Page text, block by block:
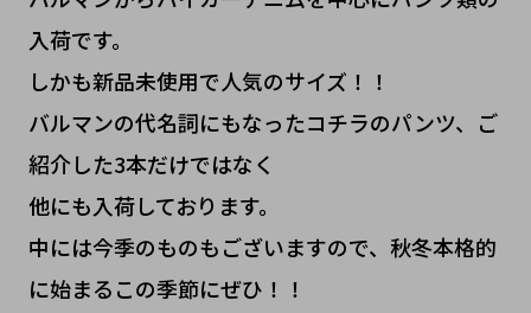
入荷です。
しかも新品未使用で人気のサイズ！！
バルマンの代名詞にもなったコチラのパンツ、ご
紹介した3本だけではなく
他にも入荷しております。
中には今季のものもございますので、秋冬本格的
に始まるこの季節にぜひ！！